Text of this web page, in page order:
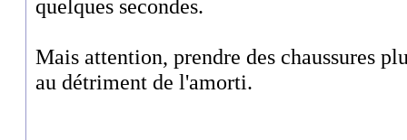
quelques secondes.
Mais attention, prendre des chaussures
au détriment de l'amorti.